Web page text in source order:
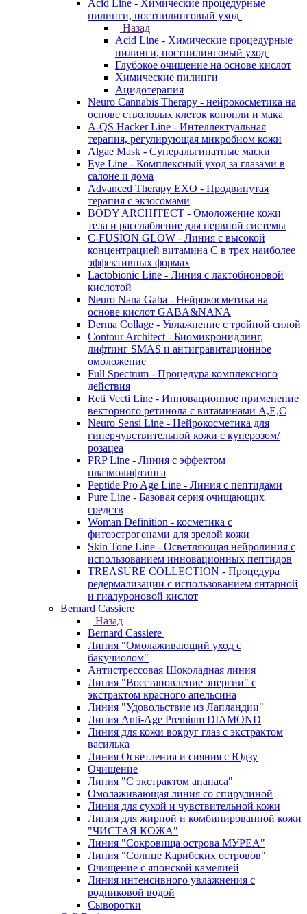
Acid Line - Химические процедурные
пилинги, постпилинговый уход
Назад
Acid Line - Химические процедурные
пилинги, постпилинговый уход
Глубокое очищение на основе кислот
Химические пилинги
Ацидотерапия
Neuro Cannabis Therapy - нейрокосметика на
основе стволовых клеток конопли и мака
A-QS Hacker Line - Интеллектуальная
терапия, регулирующая микробиом кожи
Algae Mask - Суперальгинатные маски
Eye Line - Комплексный уход за глазами в
салоне и дома
Advanced Therapy EXO - Продвинутая
терапия с экзосомами
BODY ARCHITECT - Омоложение кожи
тела и расслабление для нервной системы
C-FUSION GLOW - Линия с высокой
концентрацией витамина C в трех наиболее
эффективных формах
Lactobionic Line - Линия с лактобионовой
кислотой
Neuro Nana Gaba - Нейрокосметика на
основе кислот GABA&NANA
Derma Collage - Увлажнение с тройной силой
Contour Architect - Биомикронидлинг,
лифтинг SMAS и антигравитационное
омоложение
Full Spectrum - Процедура комплексного
действия
Reti Vecti Line - Инновационное применение
векторного ретинола с витаминами A,Е,С
Neuro Sensi Line - Нейрокосметика для
гиперчувствительной кожи с куперозом/
розацеа
PRP Line - Линия с эффектом
плазмолифтинга
Peptide Pro Age Line - Линия с пептидами
Pure Line - Базовая серия очищающих
средств
Woman Definition - косметика с
фитоэстрогенами для зрелой кожи
Skin Tone Line - Осветляющая нейролиния с
использованием инновационных пептидов
TREASURE COLLECTION - Процедура
редермализации с использованием янтарной
и гиалуроновой кислот
Bernard Cassiere
Назад
Bernard Cassiere
Линия "Омолаживающий уход с
бакучиолом"
Антистрессовая Шоколадная линия
Линия "Восстановление энергии" с
экстрактом красного апельсина
Линия "Удовольствие из Лапландии"
Линия Anti-Age Premium DIAMOND
Линия для кожи вокруг глаз с экстрактом
василька
Линия Осветления и сияния с Юдзу
Очищение
Линия "С экстрактом ананаса"
Омолаживающая линия со спирулиной
Линия для сухой и чувствительной кожи
Линия для жирной и комбинированной кожи
"ЧИСТАЯ КОЖА"
Линия "Сокровища острова МУРЕА"
Линия "Солнце Карибских островов"
Очищение с японской камелией
Линия интенсивного увлажнения с
родниковой водой
Сыворотки